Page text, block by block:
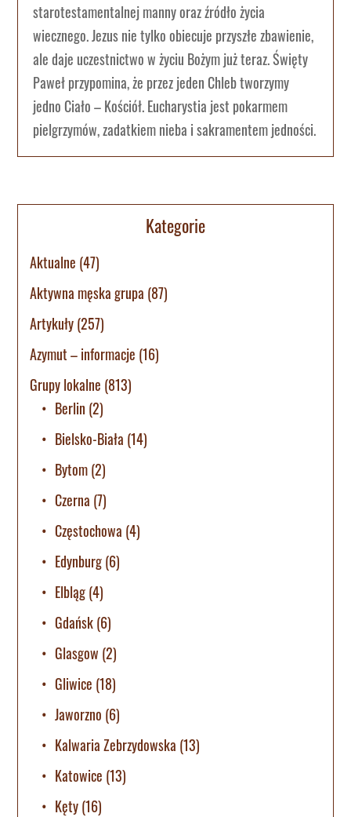
starotestamentalnej manny oraz źródło życia
wiecznego. Jezus nie tylko obiecuje przyszłe zbawienie,
ale daje uczestnictwo w życiu Bożym już teraz. Święty
Paweł przypomina, że przez jeden Chleb tworzymy
jedno Ciało – Kościół. Eucharystia jest pokarmem
pielgrzymów, zadatkiem nieba i sakramentem jedności.
Kategorie
Aktualne (47)
Aktywna męska grupa (87)
Artykuły(257)
Azymut – informacje (16)
Grupy lokalne (813)
Berlin (2)
Bielsko-Biała (14)
Bytom(2)
Czerna (7)
Częstochowa (4)
Edynburg(6)
Elbląg(4)
Gdańsk(6)
Glasgow (2)
Gliwice (18)
Jaworzno (6)
Kalwaria Zebrzydowska (13)
Katowice (13)
Kęty(16)